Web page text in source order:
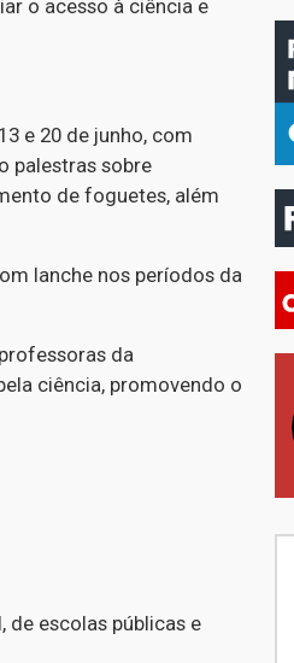
o acesso à ciência e
e 20 de junho, com
palestras sobre
de foguetes, além
lanche nos períodos da
da
ciência, promovendo o
de escolas públicas e